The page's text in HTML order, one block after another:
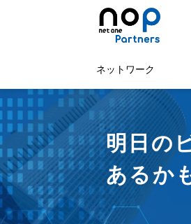
ネットワーク
明日の
あるか